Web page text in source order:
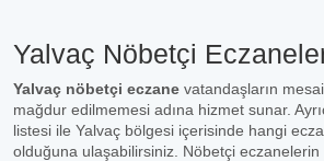
Yalvaç Nöbetçi
Yalvaç nöbetçi eczane vatandaşların
mağdur edilmemesi adına hizmet sunar.
listesi ile Yalvaç bölgesi içerisinde hangi
olduğuna ulaşabilirsiniz. Nöbetçi